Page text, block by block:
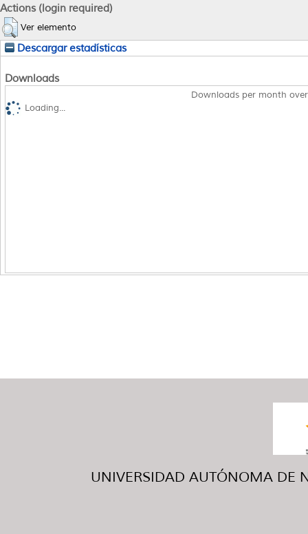
Actions (login required)
Ver elemento
Descargar estadísticas
Downloads
Downloads per month
Loading...
UNIVERSIDAD AUTÓNOMA DE